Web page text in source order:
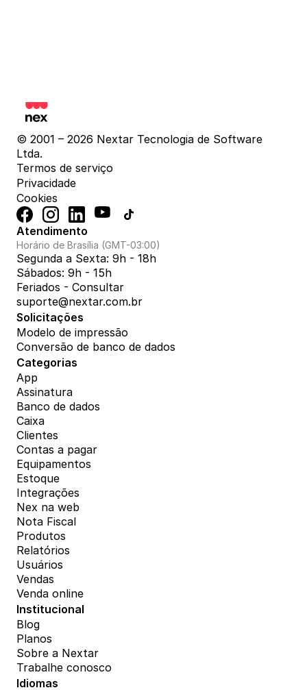
© 2001 – 2026 Nextar Tecnologia de Software
Ltda.
Termos de serviço
Privacidade
Cookies
Atendimento
Horário de Brasília (GMT-03:00)
Segunda a Sexta: 9h - 18h
Sábados: 9h - 15h
Feriados - Consultar
suporte@nextar.com.br
Solicitações
Modelo de impressão
Conversão de banco de dados
Categorias
App
Assinatura
Banco de dados
Caixa
Clientes
Contas a pagar
Equipamentos
Estoque
Integrações
Nex na web
Nota Fiscal
Produtos
Relatórios
Usuários
Vendas
Venda online
Institucional
Blog
Planos
Sobre a Nextar
Trabalhe conosco
Idiomas